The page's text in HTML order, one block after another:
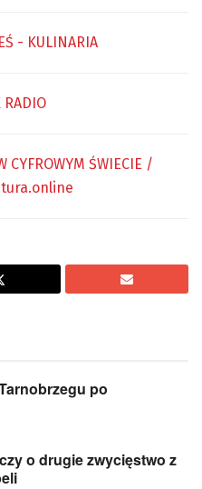
po
o drugie zwycięstwo z